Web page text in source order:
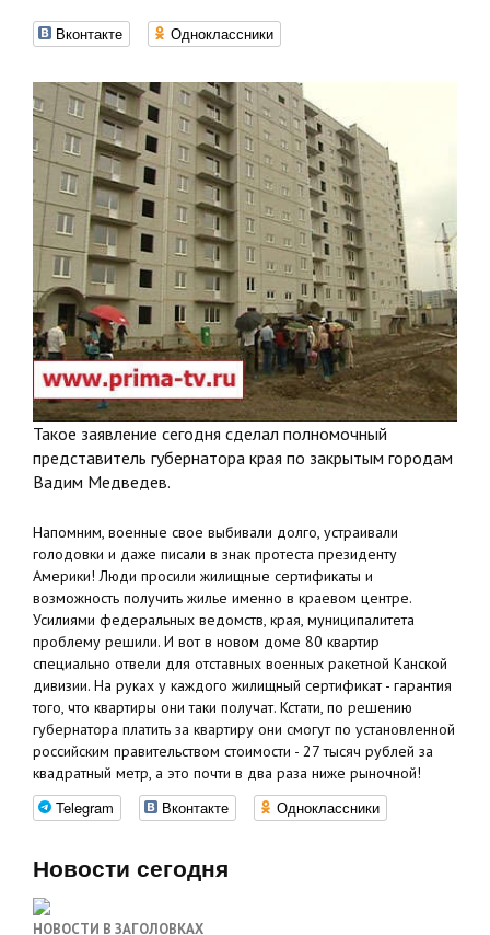
Вконтакте Одноклассники
Такое заявление сегодня сделал полномочный
представитель губернатора края по закрытым городам
Вадим Медведев.
Напомним, военные свое выбивали долго, устраивали
голодовки и даже писали в знак протеста президенту
Америки! Люди просили жилищные сертификаты и
возможность получить жилье именно в краевом центре.
Усилиями федеральных ведомств, края, муниципалитета
проблему решили. И вот в новом доме 80 квартир
специально отвели для отставных военных ракетной Канской
дивизии. На руках у каждого жилищный сертификат - гарантия
того, что квартиры они таки получат. Кстати, по решению
губернатора платить за квартиру они смогут по установленной
российским правительством стоимости - 27 тысяч рублей за
квадратный метр, а это почти в два раза ниже рыночной!
Telegram Вконтакте Одноклассники
Новости сегодня
НОВОСТИ В ЗАГОЛОВКАХ